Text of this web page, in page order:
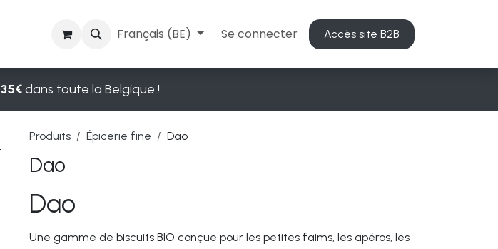
Blog Français (BE) Se connecter Accès site B2B
35€dans toute la Belgique !
Produits Épicerie fine Dao
Dao
Dao
Une gamme de biscuits BIO conçue pour les petites faims, les apéros, les